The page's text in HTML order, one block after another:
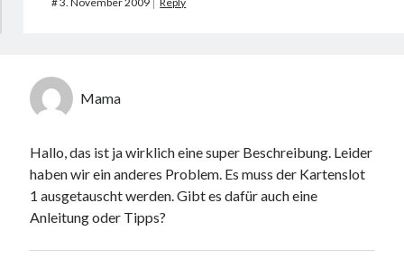
Mama
Hallo, das ist ja wirklich eine super Beschreibung. Leider
haben wir ein anderes Problem. Es muss der Kartenslot
1 ausgetauscht werden. Gibt es dafür auch eine
Anleitung oder Tipps?